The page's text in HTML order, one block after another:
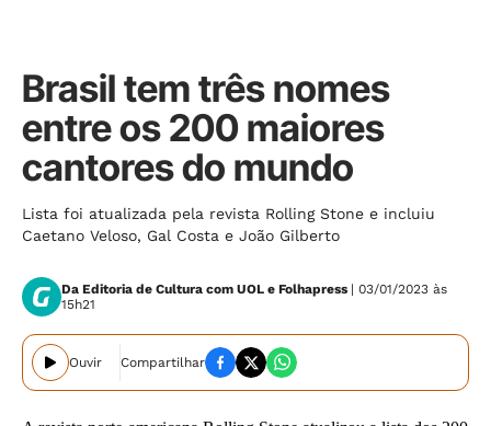
Brasil tem três nomes
entre os 200 maiores
cantores do mundo
Lista foi atualizada pela revista Rolling Stone e incluiu
Caetano Veloso, Gal Costa e João Gilberto
Da Editoria de Cultura com UOL e Folhapress | 03/01/2023 às
15h21
Ouvir Compartilhar